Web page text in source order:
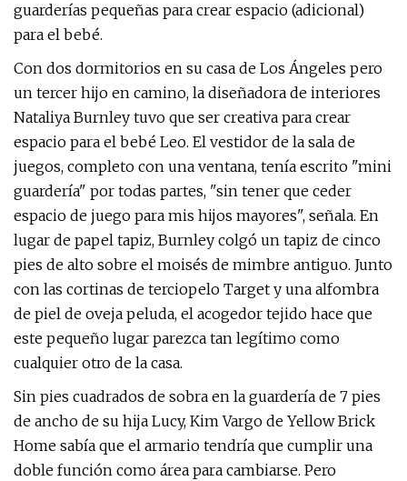
guarderías pequeñas para crear espacio (adicional)
para el bebé.
Con dos dormitorios en su casa de Los Ángeles pero
un tercer hijo en camino, la diseñadora de interiores
Nataliya Burnley tuvo que ser creativa para crear
espacio para el bebé Leo. El vestidor de la sala de
juegos, completo con una ventana, tenía escrito "mini
guardería" por todas partes, "sin tener que ceder
espacio de juego para mis hijos mayores", señala. En
lugar de papel tapiz, Burnley colgó un tapiz de cinco
pies de alto sobre el moisés de mimbre antiguo. Junto
con las cortinas de terciopelo Target y una alfombra
de piel de oveja peluda, el acogedor tejido hace que
este pequeño lugar parezca tan legítimo como
cualquier otro de la casa.
Sin pies cuadrados de sobra en la guardería de 7 pies
de ancho de su hija Lucy, Kim Vargo de Yellow Brick
Home sabía que el armario tendría que cumplir una
doble función como área para cambiarse. Pero